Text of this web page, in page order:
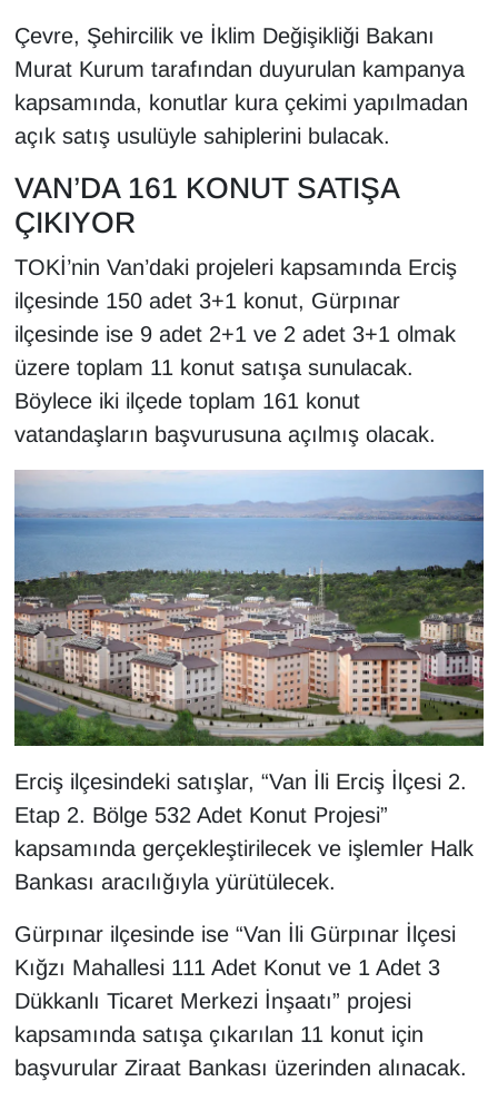
Çevre, Şehircilik ve İklim Değişikliği Bakanı
Murat Kurum tarafından duyurulan kampanya
kapsamında, konutlar kura çekimi yapılmadan
açık satış usulüyle sahiplerini bulacak.
VAN’DA 161 KONUT SATIŞA
ÇIKIYOR
TOKİ’nin Van’daki projeleri kapsamında Erciş
ilçesinde 150 adet 3+1 konut, Gürpınar
ilçesinde ise 9 adet 2+1 ve 2 adet 3+1 olmak
üzere toplam 11 konut satışa sunulacak.
Böylece iki ilçede toplam 161 konut
vatandaşların başvurusuna açılmış olacak.
Erciş ilçesindeki satışlar, “Van İli Erciş İlçesi 2.
Etap 2. Bölge 532 Adet Konut Projesi”
kapsamında gerçekleştirilecek ve işlemler Halk
Bankası aracılığıyla yürütülecek.
Gürpınar ilçesinde ise “Van İli Gürpınar İlçesi
Kığzı Mahallesi 111 Adet Konut ve 1 Adet 3
Dükkanlı Ticaret Merkezi İnşaatı” projesi
kapsamında satışa çıkarılan 11 konut için
başvurular Ziraat Bankası üzerinden alınacak.
Kamu Alımları
Kim Kimdir?
KURDÎ
MAGAZİN
MEDYA
ONE EKONOMİ
POLİTİKA
Resmi İlanlar
SAĞLIK
Seri İlan
Sinema - TV
SİYASET
SPOR
TEKNOLOJİ
Turizm
VAN'DA SPOR